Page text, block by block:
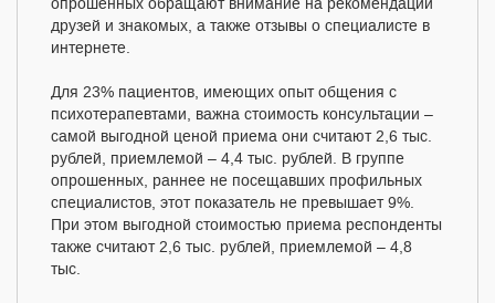
опрошенных обращают внимание на рекомендации
друзей и знакомых, а также отзывы о специалисте в
интернете.
Для 23% пациентов, имеющих опыт общения с
психотерапевтами, важна стоимость консультации –
самой выгодной ценой приема они считают 2,6 тыс.
рублей, приемлемой – 4,4 тыс. рублей. В группе
опрошенных, раннее не посещавших профильных
специалистов, этот показатель не превышает 9%.
При этом выгодной стоимостью приема респонденты
также считают 2,6 тыс. рублей, приемлемой – 4,8
тыс.